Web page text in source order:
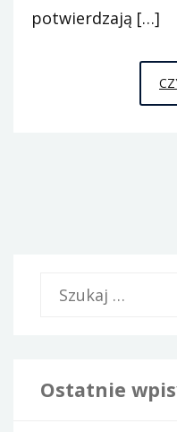
potwierdzają […]
k
Ostatnie